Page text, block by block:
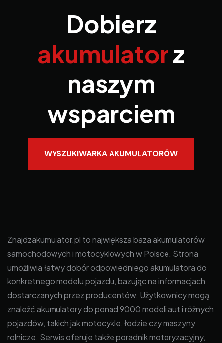
Dobierz
akumulatorz
naszym
wsparciem
WYSZUKIWARKA AKUMULATORÓW
Znajdzakumulator.pl to największa baza akumulatorów
samochodowych i motocyklowych w Polsce. Strona
umożliwia łatwy dobór odpowiedniego akumulatora do
konkretnego modelu pojazdu, bazując na informacjach
dostarczanych przez producentów. Użytkownicy mogą
znaleźć akumulatory do ponad 9000 modeli aut i różnych
pojazdów, takich jak motocykle, łodzie czy maszyny
rolnicze. Serwis oferuje także poradnik motoryzacyjny,